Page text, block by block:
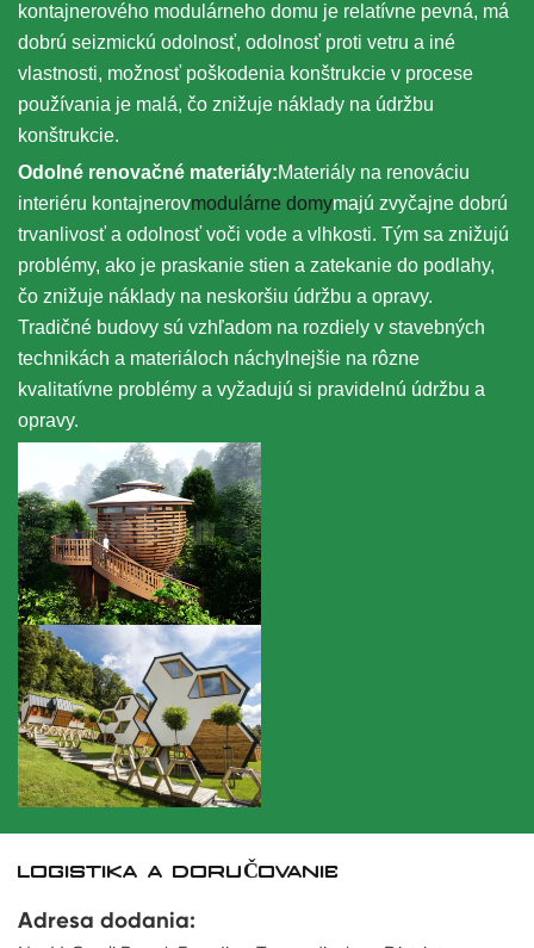
kontajnerového modulárneho domu je relatívne pevná, má
dobrú seizmickú odolnosť, odolnosť proti vetru a iné
vlastnosti, možnosť poškodenia konštrukcie v procese
používania je malá, čo znižuje náklady na údržbu
konštrukcie.
Odolné renovačné materiály:Materiály na renováciu
interiéru kontajnerovmodulárne domymajú zvyčajne dobrú
trvanlivosť a odolnosť voči vode a vlhkosti. Tým sa znižujú
problémy, ako je praskanie stien a zatekanie do podlahy,
čo znižuje náklady na neskoršiu údržbu a opravy.
Tradičné budovy sú vzhľadom na rozdiely v stavebných
technikách a materiáloch náchylnejšie na rôzne
kvalitatívne problémy a vyžadujú si pravidelnú údržbu a
opravy.
LOGISTIKA A DORUČOVANIE
Adresa dodania: